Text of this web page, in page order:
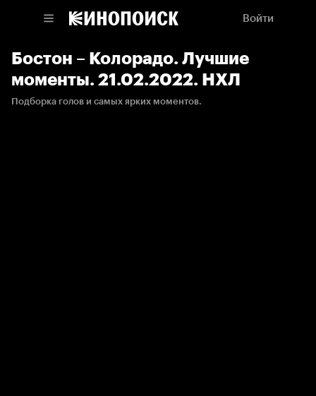
Войти
Бостон – Колорадо. Лучшие
моменты. 21.02.2022. НХЛ
Подборка голов и самых ярких моментов.